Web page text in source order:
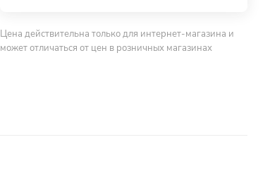
Цена действительна только для интернет-магазина и
может отличаться от цен в розничных магазинах